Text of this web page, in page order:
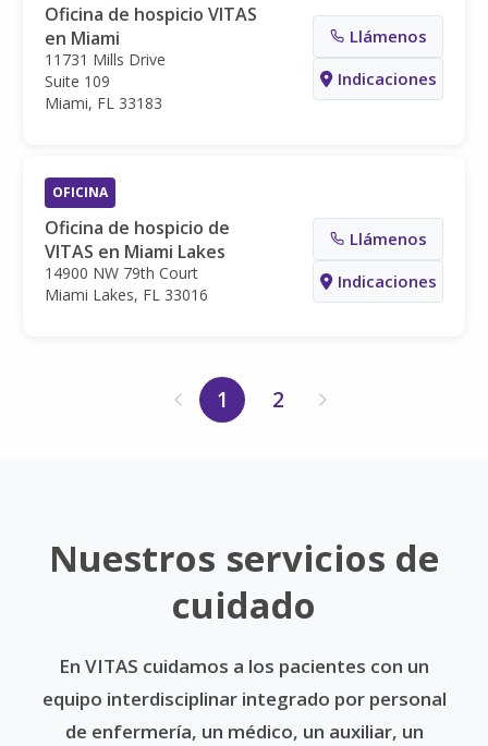
Oficina de hospicio VITAS
en Miami
11731 Mills Drive
Suite 109
Miami, FL 33183
Llámenos
Indicaciones
OFICINA
Oficina de hospicio de
VITAS en Miami Lakes
14900 NW 79th Court
Miami Lakes, FL 33016
Llámenos
Indicaciones
1 2
Nuestros servicios de
cuidado
En VITAS cuidamos a los pacientes con un
equipo interdisciplinar integrado por personal
de enfermería, un médico, un auxiliar, un